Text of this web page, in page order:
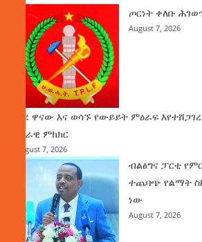
ጦርነት ቀለቡ
August 7, 2026
ወደ ዋናው እና ወሳኙ የውይይት ምዕራፍ
ሀገራዊ ምክክር
August 7, 2026
ብልፅግና ፓርቲ
ተጨባጭ የልማት
ነው
August 7, 2026